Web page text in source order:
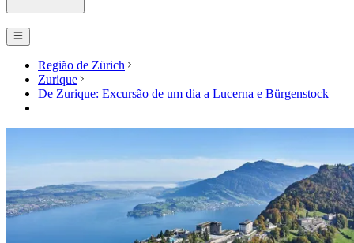
Região de Zürich
Zurique
De Zurique: Excursão de um dia a Lucerna e Bürgenstock